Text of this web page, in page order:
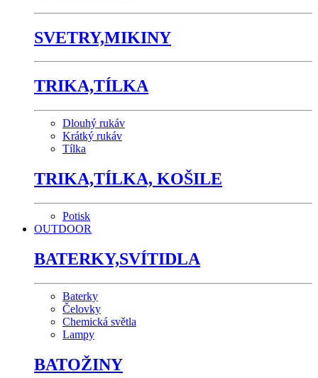
SVETRY,MIKINY
TRIKA,TÍLKA
Dlouhý rukáv
Krátký rukáv
Tílka
TRIKA,TÍLKA, KOŠILE
Potisk
OUTDOOR
BATERKY,SVÍTIDLA
Baterky
Čelovky
Chemická světla
Lampy
BATOŽINY